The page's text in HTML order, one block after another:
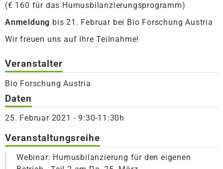
(€ 160 für das Humusbilanzierungsprogramm)
Anmeldung bis 21. Februar bei Bio Forschung Austria
Wir freuen uns auf Ihre Teilnahme!
Veranstalter
Bio Forschung Austria
Daten
25. Februar 2021 - 9:30-11:30h
Veranstaltungsreihe
Webinar: Humusbilanzierung für den eigenen